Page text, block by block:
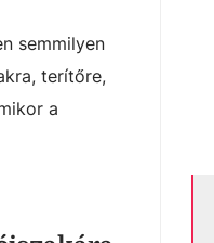
semmilyen
terítőre,
a